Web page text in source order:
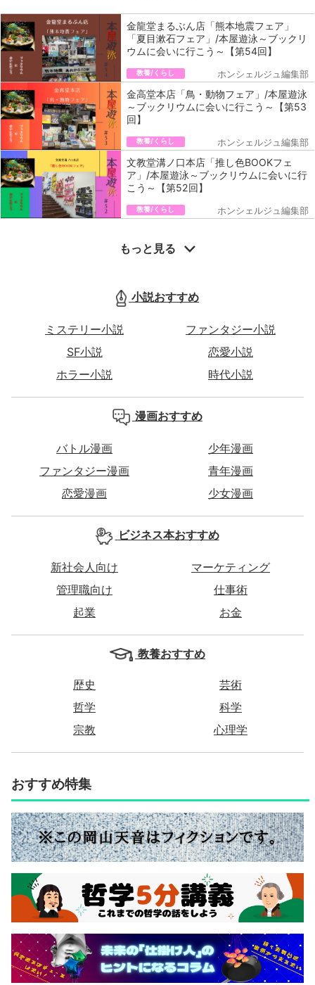
金龍堂まるぶん店「熊本地震フェア」
「夏目漱石フェア」/本屋遊泳～ブックリ
ウムに会いに行こう～【第54回】
教養/くらし ホンシェルジュ編集部
金高堂本店「鳥・動物フェア」/本屋遊泳
～ブックリウムに会いに行こう～【第53
回】
教養/くらし ホンシェルジュ編集部
文教堂溝ノ口本店「推し色BOOKフェ
ア」/本屋遊泳～ブックリウムに会いに行
こう～【第52回】
教養/くらし ホンシェルジュ編集部
もっと見る
小説おすすめ
ミステリー小説
ファンタジー小説
SF小説
恋愛小説
ホラー小説
時代小説
漫画おすすめ
バトル漫画
少年漫画
ファンタジー漫画
青年漫画
恋愛漫画
少女漫画
ビジネス本おすすめ
新社会人向け
マーケティング
管理職向け
仕事術
起業
お金
教養おすすめ
歴史
芸術
哲学
科学
宗教
心理学
おすすめ特集